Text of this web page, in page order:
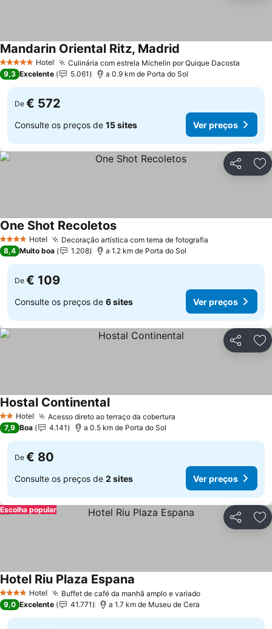
5 Estrelas Hotel Culinária com estrela Michelin por Quique Dacosta
Mandarin Oriental Ritz, Madrid
9,3 Excelente 5.061 a 0.9 km de Porta do Sol
De € 572
Consulte os preços de 15 sites Ver preços
Partilhar
4 EstrelasHotel Decoração artística com tema de fotografia
One Shot Recoletos
8,4 Muito boa 1.208 a 1.2 km de Porta do Sol
De € 109
Consulte os preços de 6 sites Ver preços
Partilhar
2 Estrelas
Hotel Acesso direto ao terraço da cobertura
Hostal Continental
7,9 Boa 4.141 a 0.5 km de Porta do Sol
De € 80
Consulte os preços de 2 sites Ver preços
Partilhar
Escolha popular
4 EstrelasHotel Buffet de café da manhã amplo e variado
Hotel Riu Plaza Espana
9,0 Excelente 41.771 a 1.7 km de Museu de Cera